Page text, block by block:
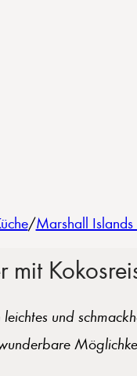
/Marshall Islands
mit
und